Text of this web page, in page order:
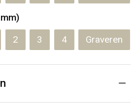
2 3 4 Graveren